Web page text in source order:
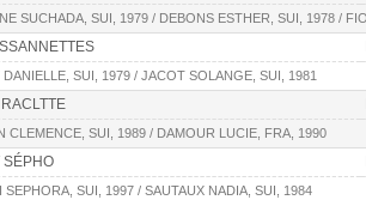
SUCHADA, SUI, 1979 / DEBONS ESTHER, SUI, 1978 /
SUI, 1979 / JACOT SOLANGE, SUI, 1981
CLEMENCE, SUI, 1989 / DAMOUR LUCIE, FRA, 1990
SÉPHO
SEPHORA, SUI, 1997 / SAUTAUX NADIA, SUI, 1984